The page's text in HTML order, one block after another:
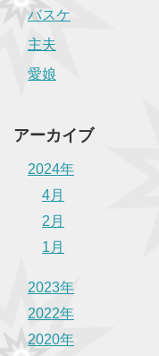
バスケ
主夫
愛娘
アーカイブ
2024年
4月
2月
1月
2023年
2022年
2020年